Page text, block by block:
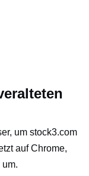
um stock3.com
auf Chrome,